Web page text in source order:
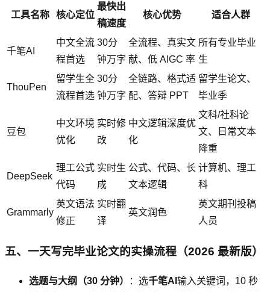
工具名称 核心定位
最快出
稿速度
核心优势 适合人群
千笔AI
中文全流
程首选
30分
钟万字
全流程、真实文
献、低 AIGC 率
所有专业毕业
生
ThouPen
留学生全
流程首选
30分
钟万字
全链路、格式适
配、答辩 PPT
留学生论文、
毕业季
豆包
中文环境
优化
实时修
改
中文逻辑深度优
化
文科/社科论
文、日常文本
降重
DeepSeek
理工公式
代码
实时生
成
公式、代码、长
文本逻辑
计算机、理工
科
Grammarly
英文语法
修正
实时翻
译
英文润色
英文期刊投稿
人员
五、一天写完毕业论文的实操流程（2026 最新版）
选题与大纲（30 分钟） ：选千笔AI 输入关键词，10 秒